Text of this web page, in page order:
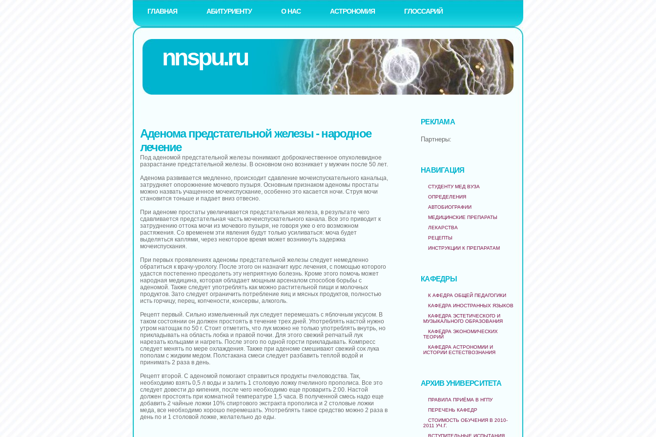
ГЛАВНАЯ АБИТУРИЕНТУ О НАС АСТРОНОМИЯ ГЛОССАРИЙ
nnspu.ru
Аденома предстательной железы - народное
лечение
Под аденомой предстательной железы понимают доброкачественное опухолевидное
разрастание предстательной железы. В основном оно возникает у мужчин после 50 лет.
Аденома развивается медленно, происходит сдавление мочеиспускательного канальца,
затрудняет опорожнение мочевого пузыря. Основным признаком аденомы простаты
можно назвать учащенное мочеиспускание, особенно это касается ночи. Струя мочи
становится тоньше и падает вниз отвесно.
При аденоме простаты увеличивается предстательная железа, в результате чего
сдавливается предстательная часть мочеиспускательного канала. Все это приводит к
затруднению оттока мочи из мочевого пузыря, не говоря уже о его возможном
растяжения. Со временем эти явления будут только усиливаться: моча будет
выделяться каплями, через некоторое время может возникнуть задержка
мочеиспускания.
При первых проявлениях аденомы предстательной железы следует немедленно
обратиться к врачу-урологу. После этого он назначит курс лечения, с помощью которого
удастся постепенно преодолеть эту неприятную болезнь. Кроме этого помочь может
народная медицина, которая обладает мощным арсеналом способов борьбы с
аденомой. Также следует употреблять как можно растительной пищи и молочных
продуктов. Зато следует ограничить потребление яиц и мясных продуктов, полностью
исть горчицу, перец, копчености, консервы, алкоголь.
Рецепт первый. Сильно измельченный лук следует перемешать с яблочным уксусом. В
таком состоянии он должен простоять в течение трех дней. Употреблять настой нужно
утром натощак по 50 г. Стоит отметить, что лук можно не только употреблять внутрь, но
прикладывать на область лобка и правой почки. Для этого свежий репчатый лук
нарезать кольцами и нагреть. После этого по одной горсти прикладывать. Компресс
следует менять по мере охлаждения. Также при аденоме смешивают свежий сок лука
пополам с жидким медом. Полстакана смеси следует разбавить теплой водой и
принимать 2 раза в день.
Рецепт второй. С аденомой помогают справиться продукты пчеловодства. Так,
необходимо взять 0,5 л воды и залить 1 столовую ложку пчелиного прополиса. Все это
следует довести до кипения, после чего необходимо еще проварить 2:00. Настой
должен простоять при комнатной температуре 1,5 часа. В полученной смесь надо еще
добавить 2 чайные ложки 10% спиртового экстракта прополиса и 2 столовые ложки
меда, все необходимо хорошо перемешать. Употреблять такое средство можно 2 раза в
день по и 1 столовой ложке, желательно до еды.
РЕКЛАМА
Партнеры:
НАВИГАЦИЯ
СТУДЕНТУ МЕД ВУЗА
ОПРЕДЕЛЕНИЯ
АВТОБИОГРАФИИ
МЕДИЦИНСКИЕ ПРЕПАРАТЫ
ЛЕКАРСТВА
РЕЦЕПТЫ
ИНСТРУКЦИИ К ПРЕПАРАТАМ
КАФЕДРЫ
К АФЕДРА ОБЩЕЙ ПЕДАГОГИКИ
КАФЕДРА ИНОСТРАННЫХ ЯЗЫКОВ
КАФЕДРА ЭСТЕТИЧЕСКОГО И
МУЗЫКАЛЬНОГО ОБРАЗОВАНИЯ
КАФЕДРА ЭКОНОМИЧЕСКИХ
ТЕОРИЙ
КАФЕДРА АСТРОНОМИИ И
ИСТОРИИ ЕСТЕСТВОЗНАНИЯ
АРХИВ УНИВЕРСИТЕТА
ПРАВИЛА ПРИЁМА В НГПУ
ПЕРЕЧЕНЬ КАФЕДР
СТОИМОСТЬ ОБУЧЕНИЯ В 2010-
2011 УЧ.Г.
ВСТУПИТЕЛЬНЫЕ ИСПЫТАНИЯ